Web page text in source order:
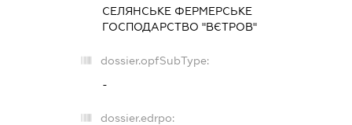
СЕЛЯНСЬКЕ ФЕРМЕРСЬКЕ
ГОСПОДАРСТВО "ВЄТРОВ"
dossier.opfSubType:
-
dossier.edrpo: